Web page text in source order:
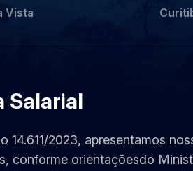
Vista
Salarial
14.611/2023, apresentamos
conforme orientaçõesdo